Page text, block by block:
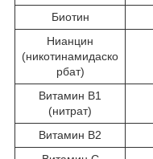
Биотин
Нианцин
(никотинамидаско
рбат)
Витамин B1
(нитрат)
Витамин B2